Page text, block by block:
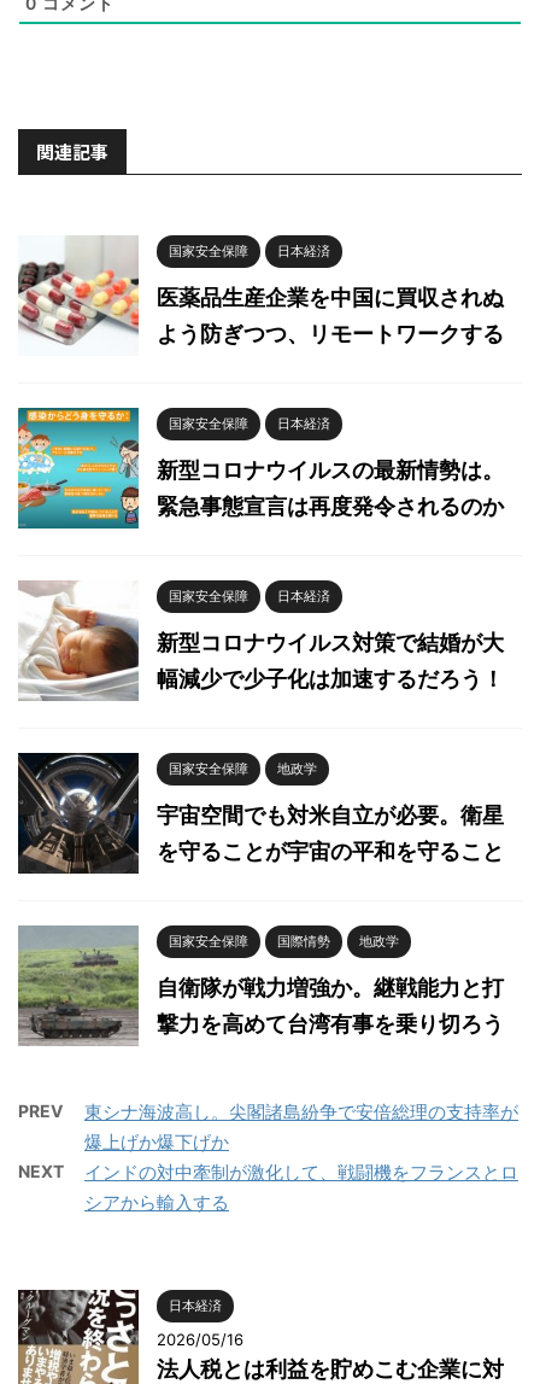
関連記事
国家安全保障 日本経済
医薬品生産企業を中国に買収されぬ
よう防ぎつつ、リモートワークする
国家安全保障 日本経済
新型コロナウイルスの最新情勢は。
緊急事態宣言は再度発令されるのか
国家安全保障 日本経済
新型コロナウイルス対策で結婚が大
幅減少で少子化は加速するだろう！
国家安全保障 地政学
宇宙空間でも対米自立が必要。衛星
を守ることが宇宙の平和を守ること
国家安全保障 国際情勢 地政学
自衛隊が戦力増強か。継戦能力と打
撃力を高めて台湾有事を乗り切ろう
PREV
東シナ海波高し。尖閣諸島紛争で安倍総理の支持率が
爆上げか爆下げか
NEXT
インドの対中牽制が激化して、戦闘機をフランスとロ
シアから輸入する
日本経済
2026/05/16
法人税とは利益を貯めこむ企業に対